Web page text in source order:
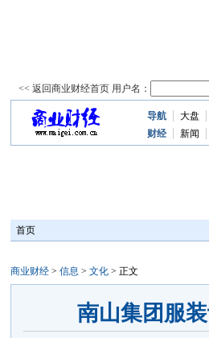
导航 大盘
财经
新闻
首页
商业财经> 信息 > 文化> 正文
南山集团服